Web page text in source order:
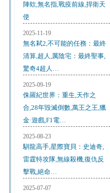
陣欸,無名指,戰疫前線,捍衛天
使
2025-11-19
無名弒2,不可能的任務：最終
清算,超人,厲陰宅：最終聖事,
驚奇4超人…
2025-09-19
侏羅紀世界：重生,天作之
合,28年毀滅倒數,萬王之王,獵
金·遊戲,F1電…
2025-08-23
馴龍高手,星際寶貝：史迪奇,
雷霆特攻隊,無線殺機,復仇反
擊戰,絕命…
2025-07-07